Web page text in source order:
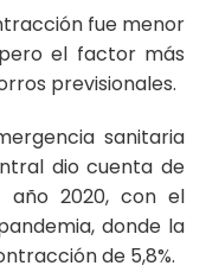
fue menor
el factor más
previsionales.
sanitaria
dio cuenta de
año 2020, con el
donde la
de 5,8%.